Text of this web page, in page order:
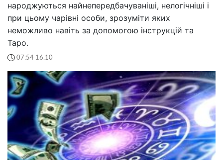
народжуються найнепередбачуваніші, нелогічніші і
при цьому чарівні особи, зрозуміти яких
неможливо навіть за допомогою інструкцій та
Таро.
07:54 16.10